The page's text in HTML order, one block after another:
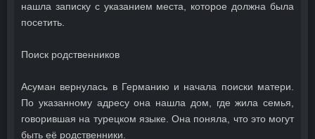
нашла записку с указанием места, которое должна была
посетить.
Поиск родственников
Асуман вернулась в Германию и начала поиски матери.
По указанному адресу она нашла дом, где жила семья,
говорившая на турецком языке. Она поняла, что это могут
быть её родственники.